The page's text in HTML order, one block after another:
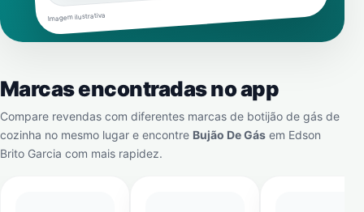
Imagem ilustrativa
Marcas encontradas no app
Compare revendas com diferentes marcas de botijão de gás de
cozinha no mesmo lugar e encontre Bujão De Gás em Edson
Brito Garcia com mais rapidez.